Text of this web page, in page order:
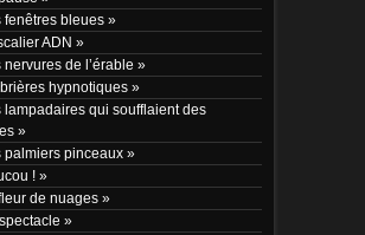
fenêtres bleues »
ADN »
nervures de l’érable »
hypnotiques »
lampadaires qui soufflaient des
»
palmiers pinceaux »
! »
de nuages »
»